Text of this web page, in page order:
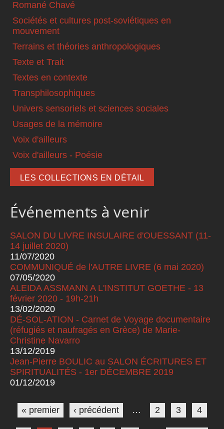
Romané Chavé
Sociétés et cultures post-soviétiques en
mouvement
Terrains et théories anthropologiques
Texte et Trait
Textes en contexte
Transphilosophiques
Univers sensoriels et sciences sociales
Usages de la mémoire
Voix d'ailleurs
Voix d'ailleurs - Poésie
LES COLLECTIONS EN DÉTAIL
Événements à venir
SALON DU LIVRE INSULAIRE d'OUESSANT (11-
14 juillet 2020)
11/07/2020
COMMUNIQUÉ de l'AUTRE LIVRE (6 mai 2020)
07/05/2020
ALEIDA ASSMANN A L'INSTITUT GOETHE - 13
février 2020 - 19h-21h
13/02/2020
DÉ-SOL-ATION - Carnet de Voyage documentaire
(réfugiés et naufragés en Grèce) de Marie-
Christine Navarro
13/12/2019
Jean-Pierre BOULIC au SALON ÉCRITURES ET
SPIRITUALITÉS - 1er DÉCEMBRE 2019
01/12/2019
Pages
« premier ‹ précédent … 2 3 4